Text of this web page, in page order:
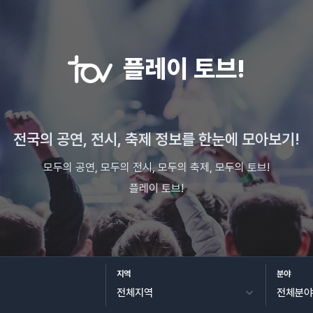
플레이 토브!
전국의 공연, 전시, 축제 정보를 한눈에 모아보기!
모두의 공연, 모두의 전시, 모두의 축제, 모두의 토브!
플레이 토브!
지역 분야